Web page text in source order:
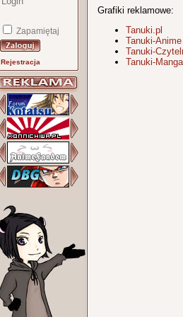
Zapamiętaj
Rejestracja
Grafiki reklamowe:
Tanuki.pl
Tanuki-Anime
Tanuki-
Tanuki-Manga